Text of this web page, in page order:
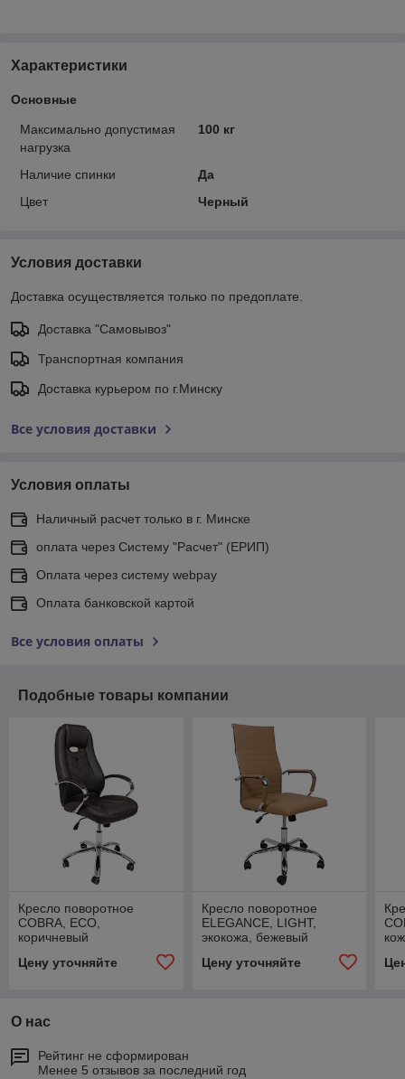
Характеристики
Основные
Максимально допустимая
нагрузка
100 кг
Наличие спинки
Да
Цвет
Черный
Условия доставки
Доставка осуществляется только по предоплате.
Доставка "Самовывоз"
Транспортная компания
Доставка курьером по г.Минску
Все условия доставки
Условия оплаты
Наличный расчет только в г. Минске
оплата через Систему "Расчет" (ЕРИП)
Оплата через систему webpay
Оплата банковской картой
Все условия оплаты
Подобные товары компании
Кресло поворотное
COBRA, ECO,
коричневый
Цену уточняйте
Кресло поворотное
ELEGANCE, LIGHT,
экокожа, бежевый
Цену уточняйте
О нас
Рейтинг не сформирован
Менее 5 отзывов за последний год